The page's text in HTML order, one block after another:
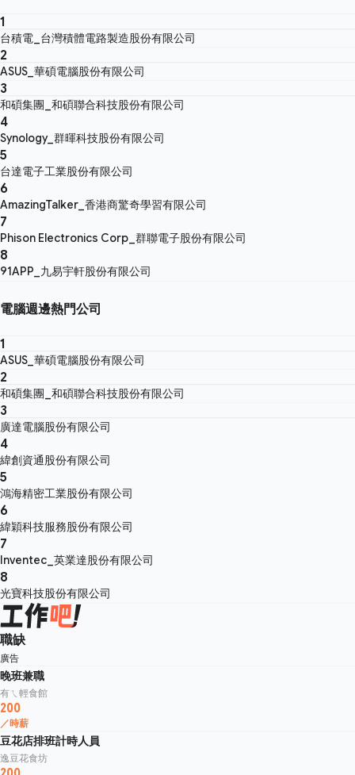
1
台積電_台灣積體電路製造股份有限公司
2
ASUS_華碩電腦股份有限公司
3
和碩集團_和碩聯合科技股份有限公司
4
Synology_群暉科技股份有限公司
5
台達電子工業股份有限公司
6
AmazingTalker_香港商驚奇學習有限公司
7
Phison Electronics Corp_群聯電子股份有限公司
8
91APP_九易宇軒股份有限公司
電腦週邊熱門公司
1
ASUS_華碩電腦股份有限公司
2
和碩集團_和碩聯合科技股份有限公司
3
廣達電腦股份有限公司
4
緯創資通股份有限公司
5
鴻海精密工業股份有限公司
6
緯穎科技服務股份有限公司
7
Inventec_英業達股份有限公司
8
光寶科技股份有限公司
職缺
廣告
晚班兼職
有ㄟ輕食館
200
／時薪
豆花店排班計時人員
逸豆花食坊